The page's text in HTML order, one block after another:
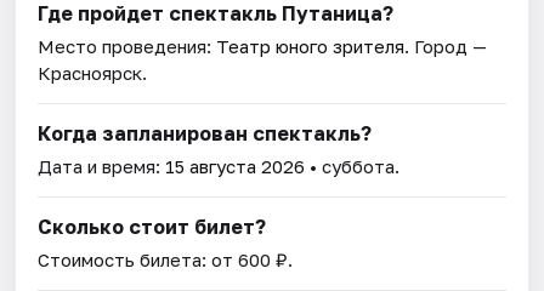
Где пройдет спектакль Путаница?
Место проведения: Театр юного зрителя. Город —
Красноярск.
Когда запланирован спектакль?
Дата и время: 15 августа 2026 • суббота.
Сколько стоит билет?
Стоимость билета: от 600 ₽.